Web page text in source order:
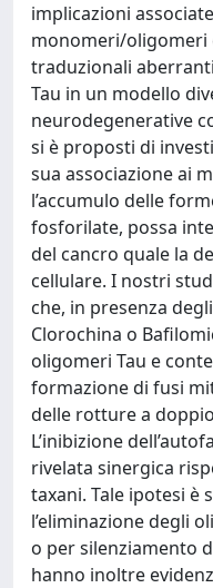
implicazioni
monomeri/oligomeri
traduzionali
Tau in un modello
neurodegenerative
si è proposti di
sua associazione ai
l’accumulo delle
fosforilate, possa
del cancro quale la
cellulare. I nostri
che, in presenza
Clorochina o
oligomeri Tau e
formazione di fusi
delle rotture a
L’inibizione
rivelata sinergica
taxani. Tale ipotesi
l’eliminazione degli
o per silenziamento
hanno inoltre